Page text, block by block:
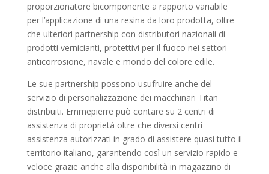
proporzionatore bicomponente a rapporto variabile
per l’applicazione di una resina da loro prodotta, oltre
che ulteriori partnership con distributori nazionali di
prodotti vernicianti, protettivi per il fuoco nei settori
anticorrosione, navale e mondo del colore edile.
Le sue partnership possono usufruire anche del
servizio di personalizzazione dei macchinari Titan
distribuiti. Emmepierre può contare su 2 centri di
assistenza di proprietà oltre che diversi centri
assistenza autorizzati in grado di assistere quasi tutto il
territorio italiano, garantendo così un servizio rapido e
veloce grazie anche alla disponibilità in magazzino di